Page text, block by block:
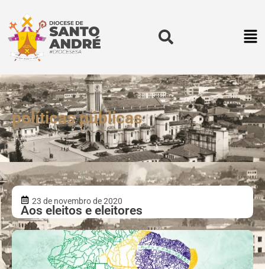
políticas públicas
23 de novembro de 2020
Aos eleitos e eleitores